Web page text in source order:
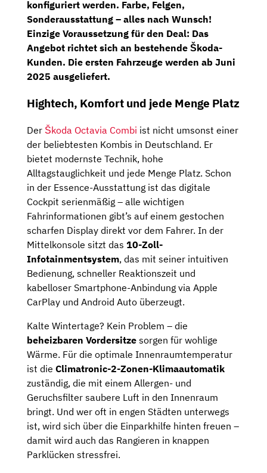
konfiguriert werden. Farbe, Felgen,
Sonderausstattung – alles nach Wunsch!
Einzige Voraussetzung für den Deal: Das
Angebot richtet sich an bestehende Škoda-
Kunden. Die ersten Fahrzeuge werden ab Juni
2025 ausgeliefert.
Hightech, Komfort und jede Menge Platz
Der Škoda Octavia Combi ist nicht umsonst einer
der beliebtesten Kombis in Deutschland. Er
bietet modernste Technik, hohe
Alltagstauglichkeit und jede Menge Platz. Schon
in der Essence-Ausstattung ist das digitale
Cockpit serienmäßig – alle wichtigen
Fahrinformationen gibt’s auf einem gestochen
scharfen Display direkt vor dem Fahrer. In der
Mittelkonsole sitzt das 10-Zoll-
Infotainmentsystem, das mit seiner intuitiven
Bedienung, schneller Reaktionszeit und
kabelloser Smartphone-Anbindung via Apple
CarPlay und Android Auto überzeugt.
Kalte Wintertage? Kein Problem – die
beheizbaren Vordersitze sorgen für wohlige
Wärme. Für die optimale Innenraumtemperatur
ist die Climatronic-2-Zonen-Klimaautomatik
zuständig, die mit einem Allergen- und
Geruchsfilter saubere Luft in den Innenraum
bringt. Und wer oft in engen Städten unterwegs
ist, wird sich über die Einparkhilfe hinten freuen –
damit wird auch das Rangieren in knappen
Parklücken stressfrei.